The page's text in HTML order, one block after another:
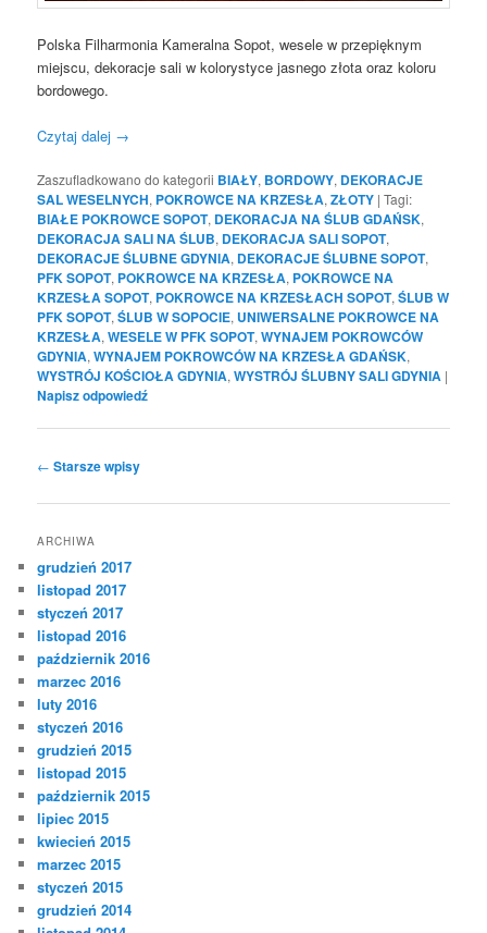
Polska Filharmonia Kameralna Sopot, wesele w przepięknym
miejscu, dekoracje sali w kolorystyce jasnego złota oraz koloru
bordowego.
Czytaj dalej →
Zaszufladkowano do kategorii BIAŁY, BORDOWY, DEKORACJE
SAL WESELNYCH, POKROWCE NA KRZESŁA,ZŁOTY |Tagi:
BIAŁE POKROWCE SOPOT, DEKORACJA NA ŚLUB GDAŃSK,
DEKORACJA SALI NA ŚLUB, DEKORACJA SALI SOPOT,
DEKORACJE ŚLUBNE GDYNIA, DEKORACJE ŚLUBNE SOPOT,
PFK SOPOT, POKROWCE NA KRZESŁA, POKROWCE NA
KRZESŁA SOPOT, POKROWCE NA KRZESŁACH SOPOT,ŚLUB W
PFK SOPOT,ŚLUB W SOPOCIE, UNIWERSALNE POKROWCE NA
KRZESŁA,WESELE W PFK SOPOT,WYNAJEM POKROWCÓW
GDYNIA,WYNAJEM POKROWCÓW NA KRZESŁA GDAŃSK,
WYSTRÓJ KOŚCIOŁA GDYNIA,WYSTRÓJ ŚLUBNY SALI GDYNIA |
Napisz odpowiedź
Nawigacja
wpisach
← Starsze wpisy
ARCHIWA
grudzień 2017
listopad 2017
styczeń 2017
listopad 2016
październik 2016
marzec 2016
luty 2016
styczeń 2016
grudzień 2015
listopad 2015
październik 2015
lipiec 2015
kwiecień 2015
marzec 2015
styczeń 2015
grudzień 2014